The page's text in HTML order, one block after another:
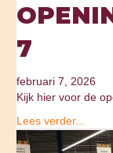
7
februari 7, 2026
Kijk hier voor de
Lees verder...